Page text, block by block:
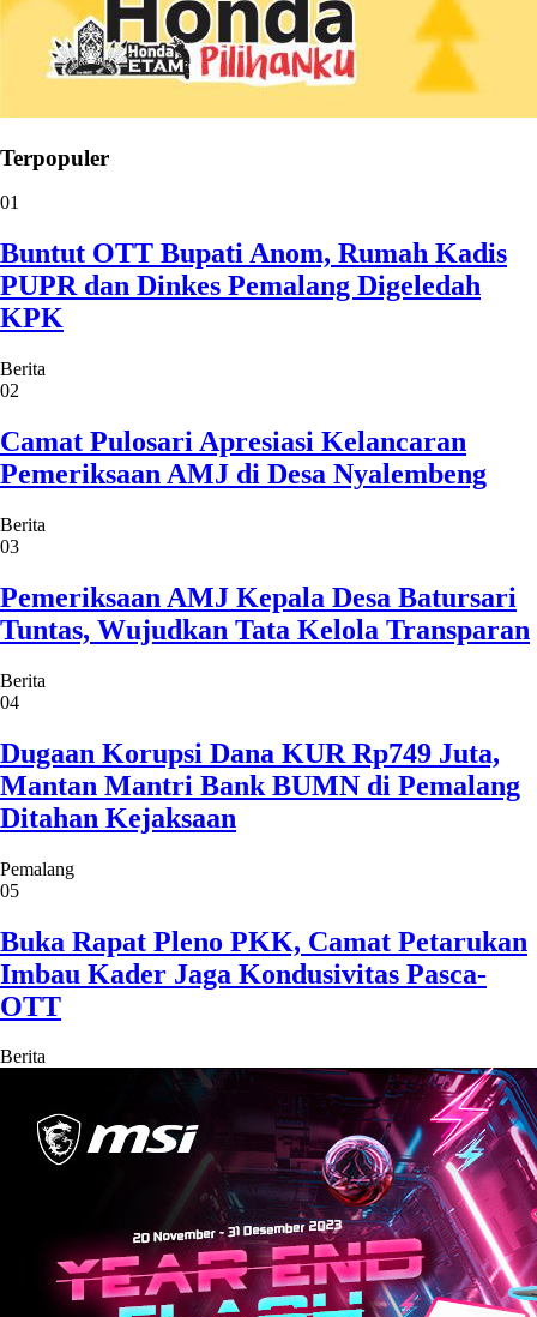
Terpopuler
01
Buntut OTT Bupati Anom, Rumah Kadis
PUPR dan Dinkes Pemalang Digeledah
KPK
Berita
02
Camat Pulosari Apresiasi Kelancaran
Pemeriksaan AMJ di Desa Nyalembeng
Berita
03
Pemeriksaan AMJ Kepala Desa Batursari
Tuntas, Wujudkan Tata Kelola Transparan
Berita
04
Dugaan Korupsi Dana KUR Rp749 Juta,
Mantan Mantri Bank BUMN di Pemalang
Ditahan Kejaksaan
Pemalang
05
Buka Rapat Pleno PKK, Camat Petarukan
Imbau Kader Jaga Kondusivitas Pasca-
OTT
Berita